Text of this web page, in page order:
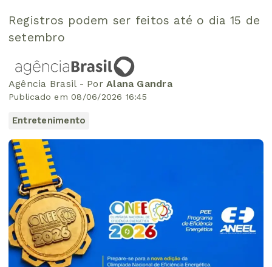
Registros podem ser feitos até o dia 15 de
setembro
Agência Brasil - PorAlana Gandra
Publicado em 08/06/2026 16:45
Entretenimento